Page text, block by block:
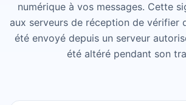
numérique à vos messages. Cette
aux serveurs de réception de vérifier
été envoyé depuis un serveur
été altéré pendant son